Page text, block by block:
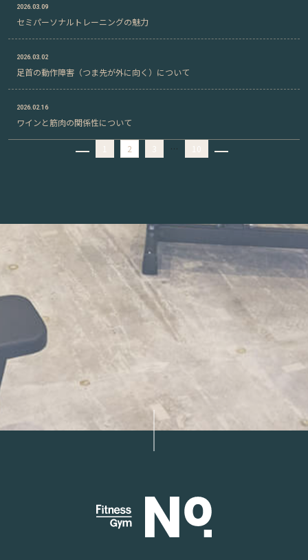
2026.03.09
セミパーソナルトレーニングの魅力
2026.03.02
足首の動作障害（つま先が外に向く）について
2026.02.16
ワインと筋肉の関係性について
1 2 3 … 10